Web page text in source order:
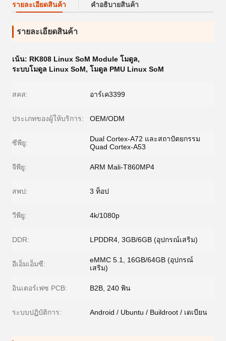
รายละเอียดสินค้า คําอธิบายสินค้า
รายละเอียดสินค้า
เน้น: RK808 Linux SoM Module โมดูล,
ระบบโมดูล Linux SoM, โมดูล PMU Linux SoM
สคส: อาร์เค3399
ประเภทของผู้ให้บริการ: OEM/ODM
ซีพียู:
Dual Cortex-A72 และสถาปัตยกรรม
Quad Cortex-A53
จีพียู: ARM Mali-T860MP4
สพป: 3 ท็อป
วีพียู: 4k/1080p
DDR: LPDDR4, 3GB/6GB (อุปกรณ์เสริม)
อีเอ็มเอ็มซี:
eMMC 5.1, 16GB/64GB (อุปกรณ์
เสริม)
อินเตอร์เฟซ PCB: B2B, 240 พิน
ระบบปฏิบัติการ: Android / Ubuntu / Buildroot / เดเบียน